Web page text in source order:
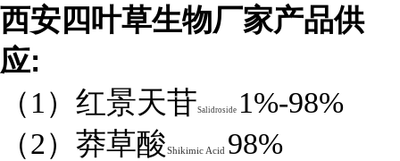
西安四叶草生物厂家产品供
应:
（1）红景天苷Salidroside 1%-98%
（2）莽草酸Shikimic Acid 98%